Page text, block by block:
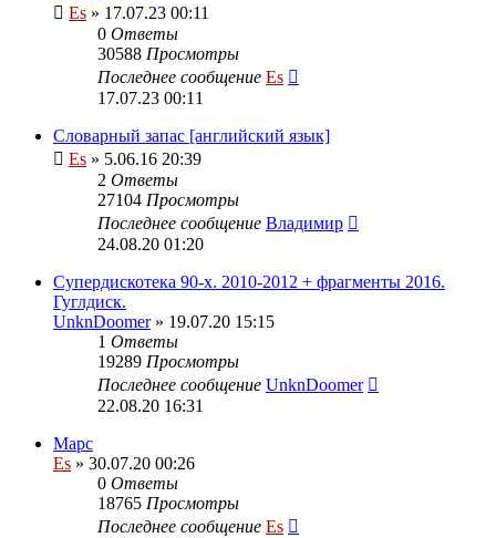
Es » 17.07.23 00:11
0 Ответы
30588 Просмотры
Последнее сообщение Es
17.07.23 00:11
Словарный запас [английский язык]
Es » 5.06.16 20:39
2 Ответы
27104 Просмотры
Последнее сообщение Владимир
24.08.20 01:20
Супердискотека 90-х. 2010-2012 + фрагменты 2016.
Гуглдиск.
UnknDoomer» 19.07.20 15:15
1 Ответы
19289 Просмотры
Последнее сообщение UnknDoomer
22.08.20 16:31
Марс
Es » 30.07.20 00:26
0 Ответы
18765 Просмотры
Последнее сообщение Es